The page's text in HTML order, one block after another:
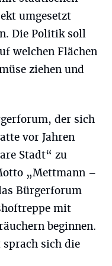
umgesetzt
Die Politik soll
welchen Flächen
ziehen und
der sich
vor Jahren
Stadt“ zu
„Mettmann –
Bürgerforum
mit
beginnen.
sprach sich die